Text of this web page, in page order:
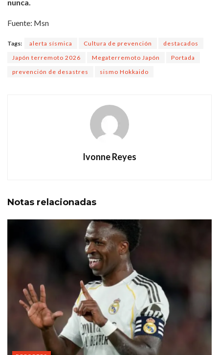
nunca.
Fuente: Msn
Tags: alerta sísmica Cultura de prevención
destacados
Japón terremoto 2026
Megaterremoto Japón
Portada
prevención de desastres
sismo Hokkaido
Ivonne Reyes
Notas relacionadas